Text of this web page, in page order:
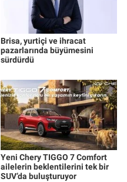
Brisa, yurtiçi ve ihracat
pazarlarında büyümesini
sürdürdü
Yeni Chery TIGGO 7 Comfort
ailelerin beklentilerini tek bir
SUV’da buluşturuyor